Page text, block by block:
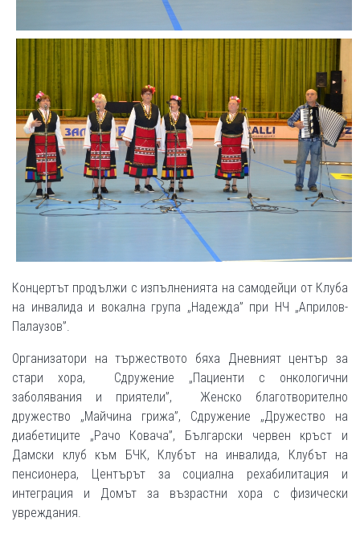
Концертът продължи с изпълненията на самодейци от Клуба
на инвалида и вокална група „Надежда” при НЧ „Априлов-
Палаузов”.
Организатори на тържеството бяха Дневният център за
стари хора, Сдружение „Пациенти с онкологични
заболявания и приятели”, Женско благотворително
дружество „Майчина грижа”, Сдружение „Дружество на
диабетиците „Рачо Ковача”, Български червен кръст и
Дамски клуб към БЧК, Клубът на инвалида, Клубът на
пенсионера, Центърът за социална рехабилитация и
интеграция и Домът за възрастни хора с физически
увреждания.